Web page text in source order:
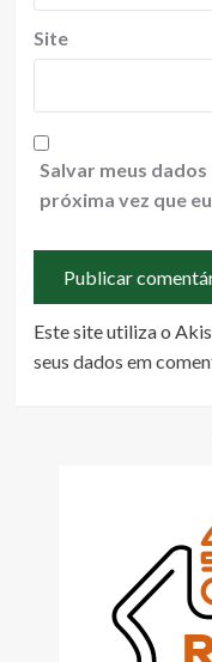
Site
Salvar meus
próxima vez que
Este site utiliza o
seus dados em